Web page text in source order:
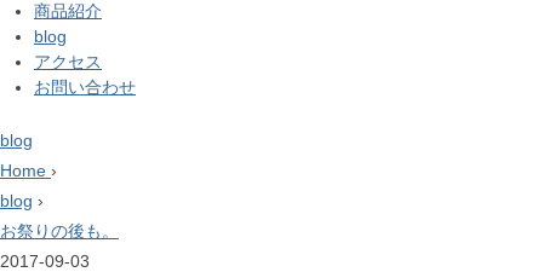
商品紹介
blog
アクセス
お問い合わせ
blog
Home ›
blog ›
お祭りの後も。
2017-09-03